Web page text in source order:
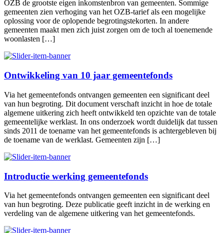
OZB de grootste eigen inkomstenbron van gemeenten. Sommige
gemeenten zien verhoging van het OZB-tarief als een mogelijke
oplossing voor de oplopende begrotingstekorten. In andere
gemeenten maakt men zich juist zorgen om de toch al toenemende
woonlasten […]
Ontwikkeling van 10 jaar gemeentefonds
Via het gemeentefonds ontvangen gemeenten een significant deel
van hun begroting. Dit document verschaft inzicht in hoe de totale
algemene uitkering zich heeft ontwikkeld ten opzichte van de totale
gemeentelijke werklast. In ons onderzoek wordt duidelijk dat tussen
sinds 2011 de toename van het gemeentefonds is achtergebleven bij
de toename van de werklast. Gemeenten zijn […]
Introductie werking gemeentefonds
Via het gemeentefonds ontvangen gemeenten een significant deel
van hun begroting. Deze publicatie geeft inzicht in de werking en
verdeling van de algemene uitkering van het gemeentefonds.